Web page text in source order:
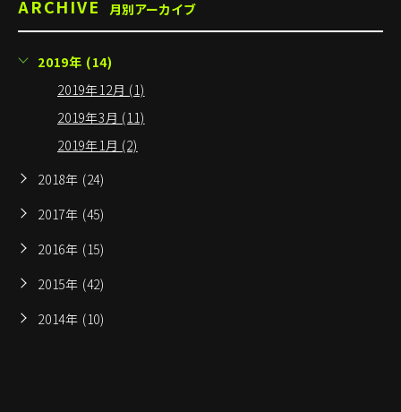
ARCHIVE 月別アーカイブ
2019年 (14)
2019年12月 (1)
2019年3月 (11)
2019年1月 (2)
2018年 (24)
2017年 (45)
2016年 (15)
2015年 (42)
2014年 (10)